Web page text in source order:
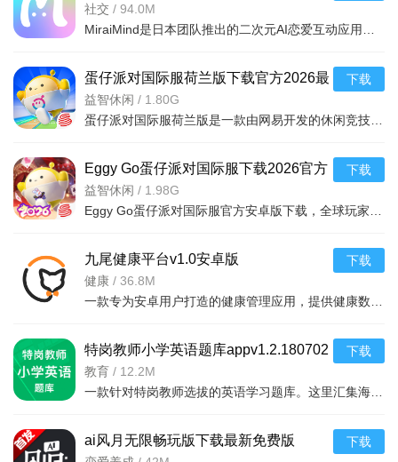
v1.1.92汉化无限聊免费版
社交 / 94.0M
蛋仔派对国际服荷兰版下载官方2026最
新版（eggboy party）v1.0.216安卓最
新版休闲竞技游戏
益智休闲 / 1.80G
下载
Eggy Go蛋仔派对国际服下载2026官方
版v1.0.216 2026免费安卓版
益智休闲 / 1.98G
下载
九尾健康平台v1.0安卓版
健康 / 36.8M
下载
特岗教师小学英语题库appv1.2.180702
2026官方中文版
教育 / 12.2M
下载
ai风月无限畅玩版下载最新免费版
下载